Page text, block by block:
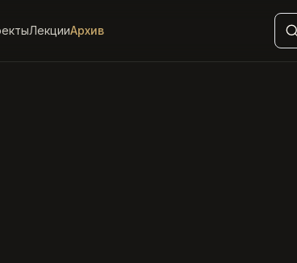
ЛекцииАрхив